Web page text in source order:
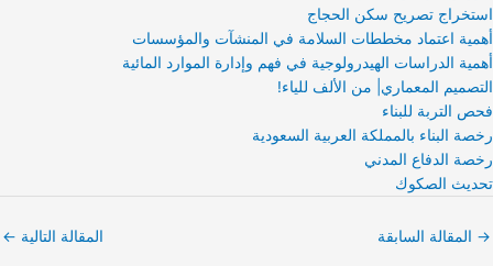
استخراج تصريح سكن الحجاج
أهمية اعتماد مخططات السلامة في المنشآت والمؤسسات
أهمية الدراسات الهيدرولوجية في فهم وإدارة الموارد المائية
التصميم المعماري| من الألف للياء!
فحص التربة للبناء
رخصة البناء بالمملكة العربية السعودية
رخصة الدفاع المدني
تحديث الصكوك
→ المقالة السابقة المقالة التالية ←